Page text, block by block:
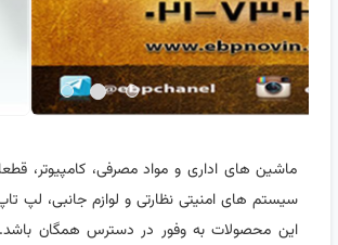
ماشین های اداری و مواد مصرفی، کامپیوتر،
سیستم های امنیتی نظارتی و لوازم جانبی، لپ
این محصولات به وفور در دسترس همگان باشد.